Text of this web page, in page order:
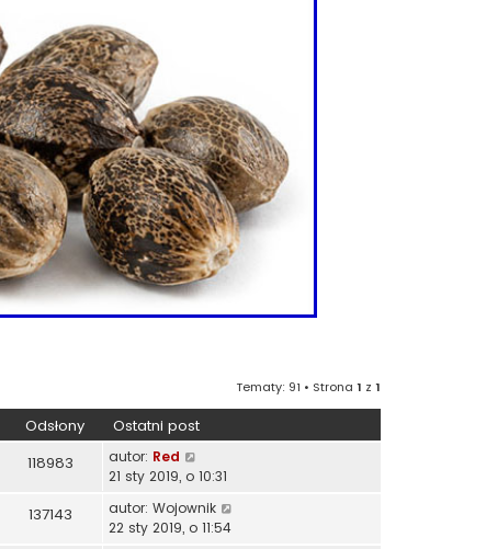
Tematy: 91 • Strona 1 z 1
Odsłony Ostatni post
118983 autor: Red
21 sty 2019, o 10:31
137143 autor: Wojownik
22 sty 2019, o 11:54